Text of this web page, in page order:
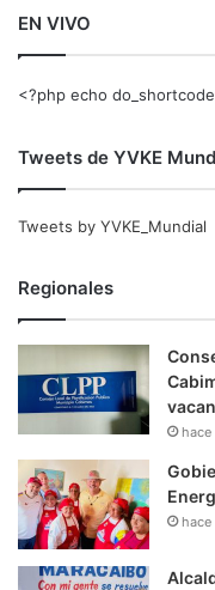
EN VIVO
<?php echo
Tweets de YVKE
Tweets by YVKE_Mundial
Regionales